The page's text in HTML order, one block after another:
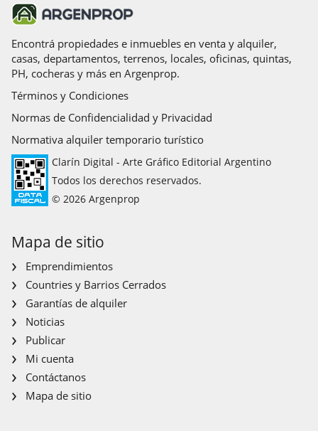
Encontrá propiedades e inmuebles en venta y alquiler,
casas, departamentos, terrenos, locales, oficinas, quintas,
PH, cocheras y más en Argenprop.
Términos y Condiciones
Normas de Confidencialidad y Privacidad
Normativa alquiler temporario turístico
Clarín Digital - Arte Gráfico Editorial Argentino
Todos los derechos reservados.
© 2026 Argenprop
Mapa de sitio
Emprendimientos
Countries y Barrios Cerrados
Garantías de alquiler
Noticias
Publicar
Mi cuenta
Contáctanos
Mapa de sitio